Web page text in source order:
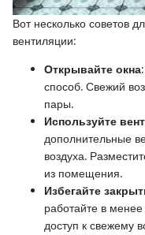
Вот несколько советов
вентиляции:
Открывайте окна
способ. Свежий
пары.
Используйте
дополнительные
воздуха.
из помещения.
Избегайте
работайте в менее
доступ к свежему